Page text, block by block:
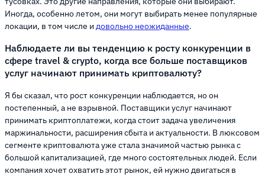
Иногда, особенно летом, они могут выбирать менее популярные
локации, в том числе и довольно неожиданные.
Наблюдаете ли вы тенденцию к росту конкуренции в
сфере travel & crypto, когда все больше поставщиков
услуг начинают принимать криптовалюту?
Я бы сказал, что рост конкуренции наблюдается, но он
постепенный, а не взрывной. Поставщики услуг начинают
принимать криптоплатежи, когда стоит задача увеличения
маржинальности, расширения сбыта и актуальности. В люксовом
сегменте криптовалюта уже стала значимой частью рынка с
большой капитализацией, где много состоятельных людей. Если
компания хочет охватить этот рынок, ей нужно двигаться в